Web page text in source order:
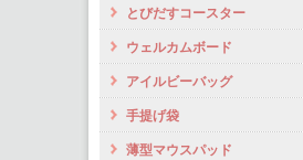
とびだすコースター
ウェルカムボード
アイルビーバッグ
手提げ袋
薄型マウスパッド